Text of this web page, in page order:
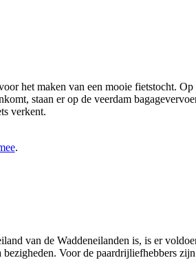
het maken van een mooie fietstocht.
staan er op de veerdam
verkent.
.
van de Waddeneilanden is, is er
Voor de paardrijliefhebbers